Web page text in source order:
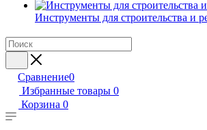
Инструменты для строительства и
Сравнение0
Избранные товары 0
Корзина 0